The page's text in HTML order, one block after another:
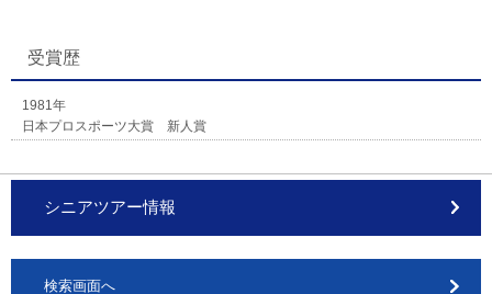
受賞歴
1981年
日本プロスポーツ大賞 新人賞
シニアツアー情報
検索画面へ